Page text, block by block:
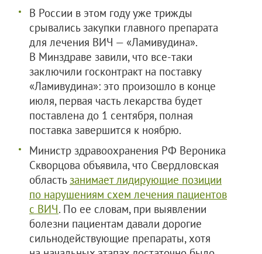
В России в этом году уже трижды
срывались закупки главного препарата
для лечения ВИЧ — «Ламивудина».
В Минздраве завили, что все-таки
заключили госконтракт на поставку
«Ламивудина»: это произошло в конце
июля, первая часть лекарства будет
поставлена до 1 сентября, полная
поставка завершится к ноябрю.
Министр здравоохранения РФ Вероника
Скворцова объявила, что Свердловская
область занимает лидирующие позиции
по нарушениям схем лечения пациентов
с ВИЧ. По ее словам, при выявлении
болезни пациентам давали дорогие
сильнодействующие препараты, хотя